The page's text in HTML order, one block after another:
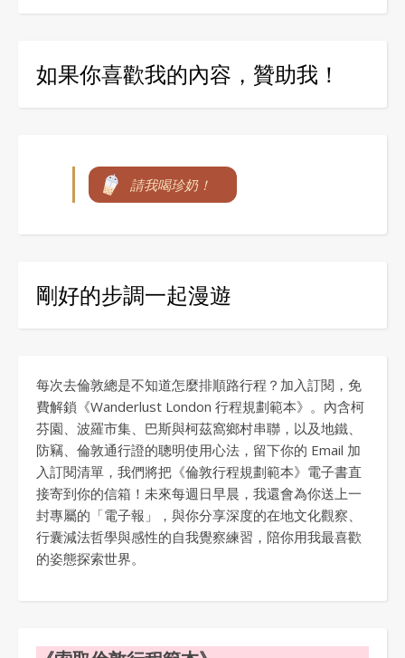
如果你喜歡我的內容，贊助我！
請我喝珍奶！
剛好的步調一起漫遊
每次去倫敦總是不知道怎麼排順路行程？加入訂閱，免
費解鎖《Wanderlust London 行程規劃範本》。內含柯
芬園、波羅市集、巴斯與柯茲窩鄉村串聯，以及地鐵、
防竊、倫敦通行證的聰明使用心法，留下你的 Email 加
入訂閱清單，我們將把《倫敦行程規劃範本》電子書直
接寄到你的信箱！未來每週日早晨，我還會為你送上一
封專屬的「電子報」，與你分享深度的在地文化觀察、
行囊減法哲學與感性的自我覺察練習，陪你用我最喜歡
的姿態探索世界。